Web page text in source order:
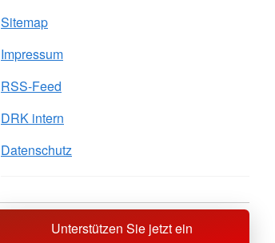
Unterstützen Sie jetzt ein
Sitemap
Impressum
RSS-Feed
DRK intern
Datenschutz
Sprache wechseln zu